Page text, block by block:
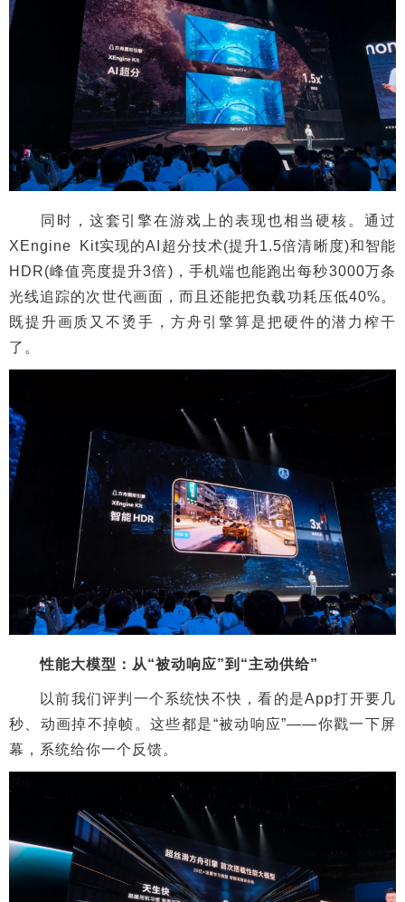
同时，这套引擎在游戏上的表现也相当硬核。通过
XEngine Kit实现的AI超分技术(提升1.5倍清晰度)和智能
HDR(峰值亮度提升3倍)，手机端也能跑出每秒3000万条
光线追踪的次世代画面，而且还能把负载功耗压低40%。
既提升画质又不烫手，方舟引擎算是把硬件的潜力榨干
了。
性能大模型：从“被动响应”到“主动供给”
以前我们评判一个系统快不快，看的是App打开要几
秒、动画掉不掉帧。这些都是“被动响应”——你戳一下屏
幕，系统给你一个反馈。